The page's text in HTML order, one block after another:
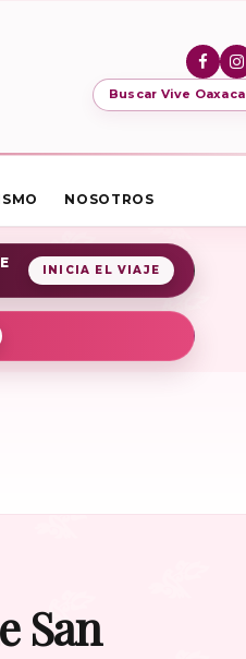
Buscar Vive Oaxaca
NOSOTROS
INICIA EL VIAJE
San